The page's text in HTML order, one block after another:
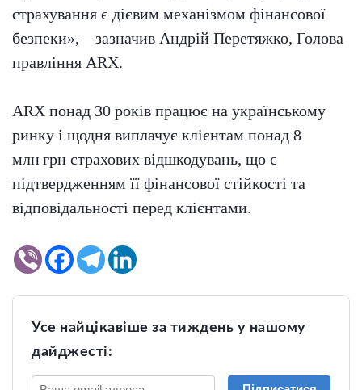
страхування є дієвим механізмом фінансової
безпеки», – зазначив Андрій Перетяжко, Голова
правління ARX.
ARX понад 30 років працює на українському
ринку і щодня виплачує клієнтам понад 8
млн грн страхових відшкодувань, що є
підтвердженням її фінансової стійкості та
відповідальності перед клієнтами.
Усе найцікавіше за тиждень у нашому
дайджесті: